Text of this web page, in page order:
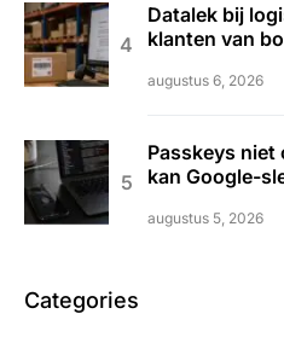
Datalek bij
klanten van
augustus 6, 2026
Passkeys niet
kan Google-
augustus 5, 2026
Categories